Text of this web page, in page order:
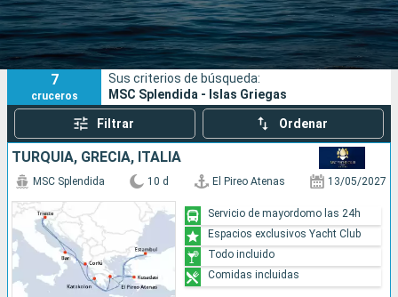
Buscar
7
cruceros
Sus criterios de búsqueda:
MSC Splendida - Islas Griegas
Filtrar Ordenar
TURQUÍA, GRECIA, ITALIA
MSC Splendida 10 d El Pireo Atenas 13/05/2027
Servicio de mayordomo las 24h
Espacios exclusivos Yacht Club
Todo incluido
Comidas incluidas